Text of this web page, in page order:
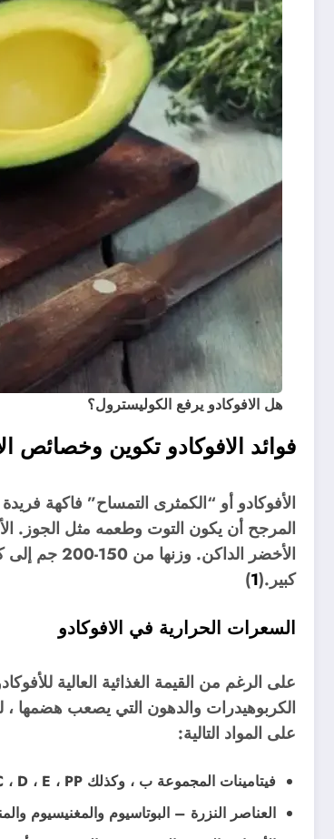
هل الافوكادو يرفع الكوليسترول؟
فوائد الافوكادو تكوين وخصائص
الأفوكادو أو “الكمثرى التمساح” فاكهة
المرجح أن يكون التوت وطعمه مثل الجوز.
الأخضر
كبير.(1
)
السعرات الحرارية في الافوكادو
الكربوهيدرات والدهون التي يصعب هضمها
على المواد التالية:
فيتامينات المجموعة ب ، وكذلك A ، C ، D ، E ، PP.
العناصر النزرة – البوتاسيوم والمغنيسيوم